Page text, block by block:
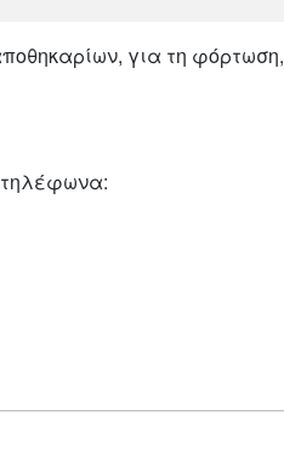
για τη φόρτωση,
τηλέφωνα: